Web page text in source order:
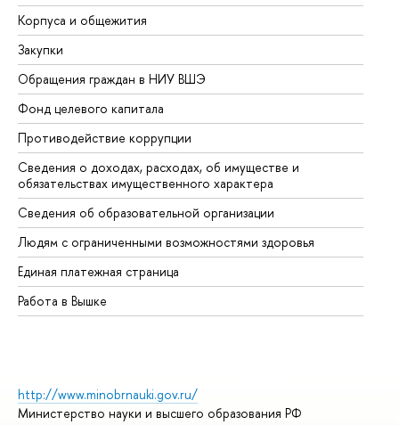
Корпуса и общежития
Закупки
Обращения граждан в НИУ ВШЭ
Фонд целевого капитала
Противодействие коррупции
Сведения о доходах, расходах, об имуществе и
обязательствах имущественного характера
Сведения об образовательной организации
Людям с ограниченными возможностями здоровья
Единая платежная страница
Работа в Вышке
http://www.minobrnauki.gov.ru/
Министерство науки и высшего образования РФ